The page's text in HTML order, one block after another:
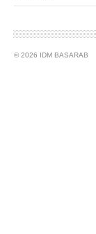
© 2026 IDM BASARAB